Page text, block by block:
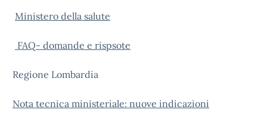
Ministero della salute
FAQ- domande e rispsote
Regione Lombardia
Nota tecnica ministeriale: nuove indicazioni